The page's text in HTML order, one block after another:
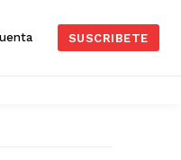
SUSCRIBETE